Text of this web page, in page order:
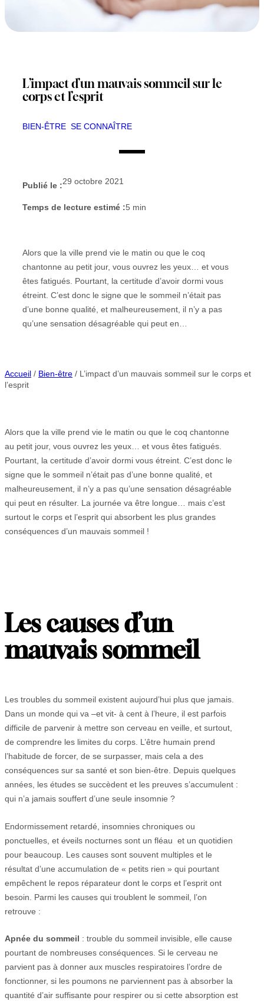
L’impact d’un mauvais sommeil sur le
corps et l’esprit
BIEN-ÊTRE SE CONNAÎTRE
Publié le :29 octobre 2021
Temps de lecture estimé :5 min
Alors que la ville prend vie le matin ou que le coq
chantonne au petit jour, vous ouvrez les yeux… et vous
êtes fatigués. Pourtant, la certitude d’avoir dormi vous
étreint. C’est donc le signe que le sommeil n’était pas
d’une bonne qualité, et malheureusement, il n’y a pas
qu’une sensation désagréable qui peut en…
Accueil / Bien-être / L’impact d’un mauvais sommeil sur le corps et
l’esprit
Alors que la ville prend vie le matin ou que le coq chantonne
au petit jour, vous ouvrez les yeux… et vous êtes fatigués.
Pourtant, la certitude d’avoir dormi vous étreint. C’est donc le
signe que le sommeil n’était pas d’une bonne qualité, et
malheureusement, il n’y a pas qu’une sensation désagréable
qui peut en résulter. La journée va être longue… mais c’est
surtout le corps et l’esprit qui absorbent les plus grandes
conséquences d’un mauvais sommeil !
Les causes d’un
mauvais sommeil
Les troubles du sommeil existent aujourd’hui plus que jamais.
Dans un monde qui va –et vit- à cent à l’heure, il est parfois
difficile de parvenir à mettre son cerveau en veille, et surtout,
de comprendre les limites du corps. L’être humain prend
l’habitude de forcer, de se surpasser, mais cela a des
conséquences sur sa santé et son bien-être. Depuis quelques
années, les études se succèdent et les preuves s’accumulent :
qui n’a jamais souffert d’une seule insomnie ?
Endormissement retardé, insomnies chroniques ou
ponctuelles, et éveils nocturnes sont un fléau et un quotidien
pour beaucoup. Les causes sont souvent multiples et le
résultat d’une accumulation de « petits rien » qui pourtant
empêchent le repos réparateur dont le corps et l’esprit ont
besoin. Parmi les causes qui troublent le sommeil, l’on
retrouve :
Apnée du sommeil : trouble du sommeil invisible, elle cause
pourtant de nombreuses conséquences. Si le cerveau ne
parvient pas à donner aux muscles respiratoires l’ordre de
fonctionner, si les poumons ne parviennent pas à absorber la
quantité d’air suffisante pour respirer ou si cette absorption est